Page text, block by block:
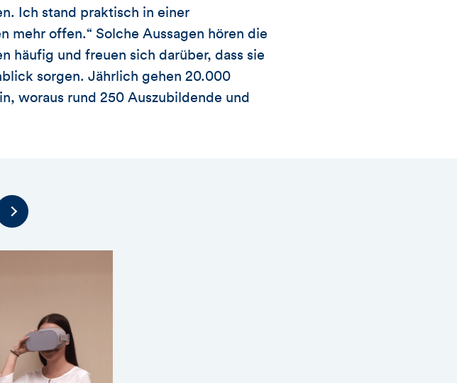
Ich stand praktisch in einer
mehr offen.“ Solche Aussagen hören die
häufig und freuen sich darüber, dass sie
sorgen. Jährlich gehen 20.000
woraus rund 250 Auszubildende und